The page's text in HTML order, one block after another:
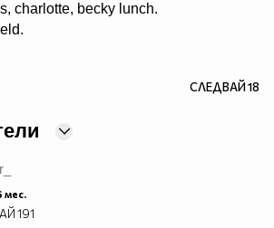
charlotte, becky lunch.
СЛЕДВАЙ18
мес.
191